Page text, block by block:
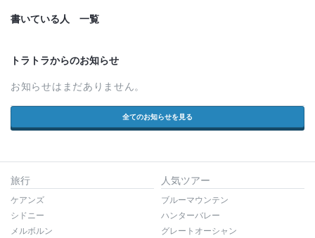
書いている人 一覧
トラトラからのお知らせ
お知らせはまだありません。
全てのお知らせを見る
旅行
ケアンズ
シドニー
メルボルン
人気ツアー
ブルーマウンテン
ハンターバレー
グレートオーシャン